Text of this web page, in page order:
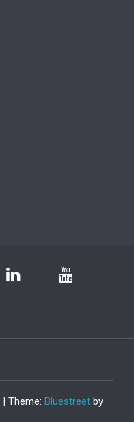
| Theme: Bluestreetby